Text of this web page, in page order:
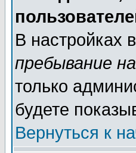
В настройках
пребывание
только
будете
Вернуться к